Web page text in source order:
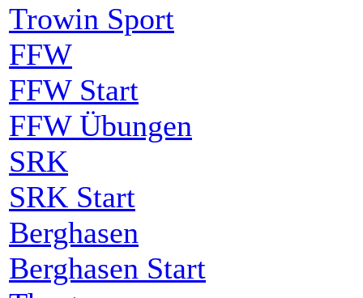
Trowin Sport
FFW
FFW Start
FFW Übungen
SRK
SRK Start
Berghasen
Berghasen Start